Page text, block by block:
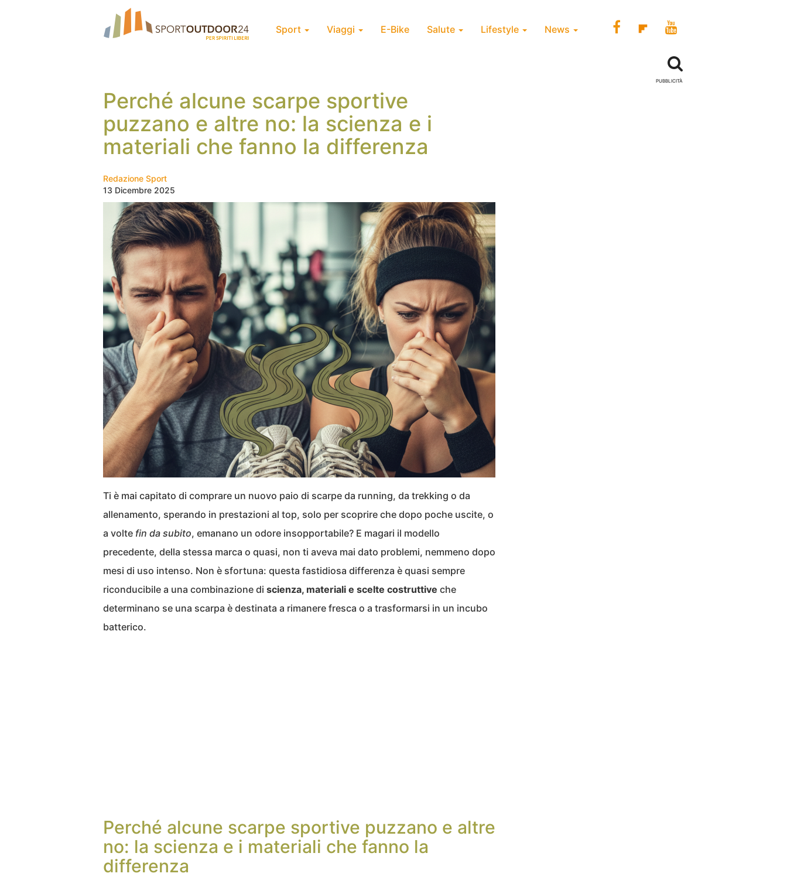
Sport Viaggi E-Bike Salute Lifestyle News
Perché alcune scarpe sportive
puzzano e altre no: la scienza e i
materiali che fanno la differenza
Redazione Sport
13 Dicembre 2025
Ti è mai capitato di comprare un nuovo paio di scarpe da running, da trekking o da
allenamento, sperando in prestazioni al top, solo per scoprire che dopo poche uscite, o
a volte fin da subito, emanano un odore insopportabile? E magari il modello
precedente, della stessa marca o quasi, non ti aveva mai dato problemi, nemmeno dopo
mesi di uso intenso. Non è sfortuna: questa fastidiosa differenza è quasi sempre
riconducibile a una combinazione di scienza, materiali e scelte costruttive che
determinano se una scarpa è destinata a rimanere fresca o a trasformarsi in un incubo
batterico.
Perché alcune scarpe sportive puzzano e altre
no: la scienza e i materiali che fanno la
differenza
PUBBLICITÀ